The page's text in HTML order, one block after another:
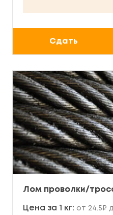
Сдать
Лом проволки/
Цена за 1 кг: от 24.5₽